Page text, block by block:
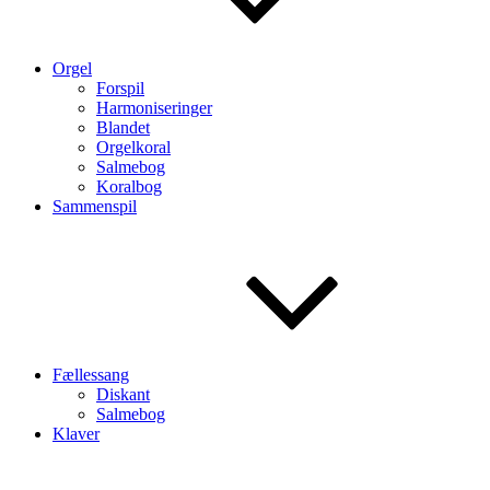
Orgel
Forspil
Harmoniseringer
Blandet
Orgelkoral
Salmebog
Koralbog
Sammenspil
Fællessang
Diskant
Salmebog
Klaver